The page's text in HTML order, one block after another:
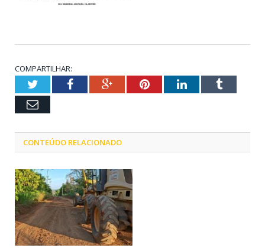
COMPARTILHAR:
TwitterFacebookGoogle+PinterestLinkedInTumblr
Email
CONTEÚDO RELACIONADO